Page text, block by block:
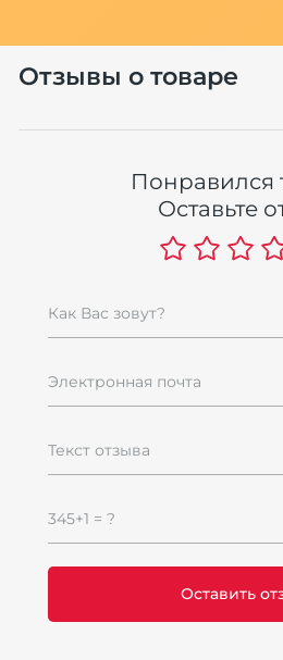
Отзывы о товаре
Понравился
Оставьте
Как Вас зовут?
Электронная почта
Текст отзыва
345+1 = ?